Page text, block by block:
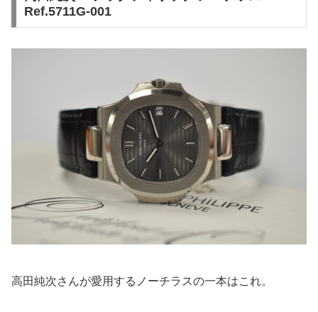
Ref.5711G-001
高田純次さんが愛用するノーチラスの一本はこれ。